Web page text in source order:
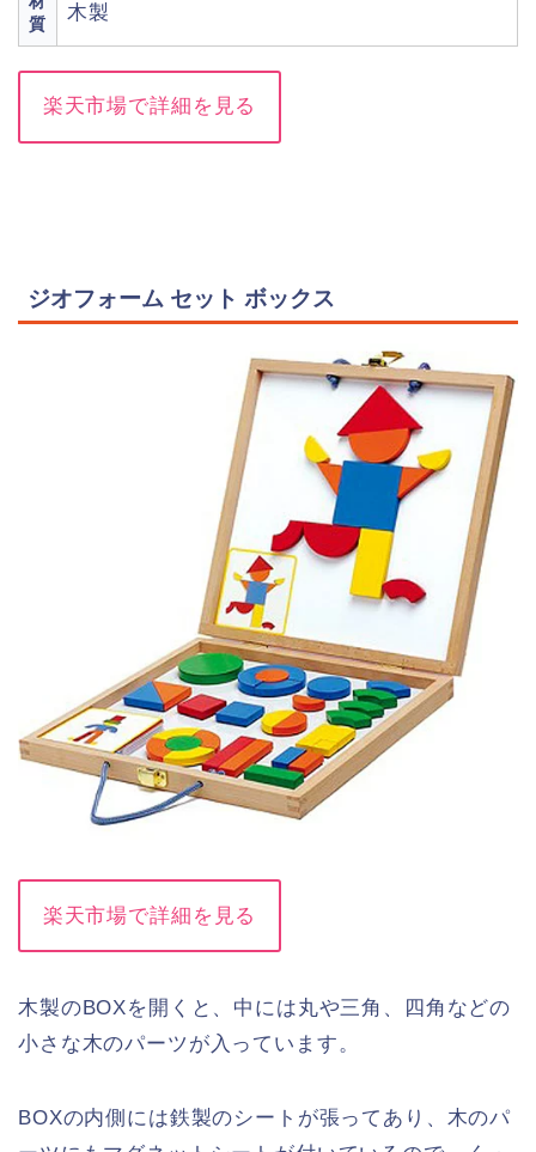
質
木製
楽天市場で詳細を見る
ジオフォーム セット ボックス
楽天市場で詳細を見る
木製のBOXを開くと、中には丸や三角、四角などの
小さな木のパーツが入っています。
BOXの内側には鉄製のシートが張ってあり、木のパ